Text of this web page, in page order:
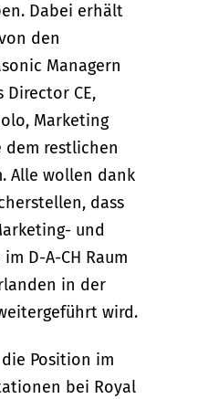
Dabei erhält
den
Managern
Director CE,
Marketing
dem restlichen
Alle wollen dank
dass
und
D-A-CH Raum
in der
wird.
Position im
bei Royal